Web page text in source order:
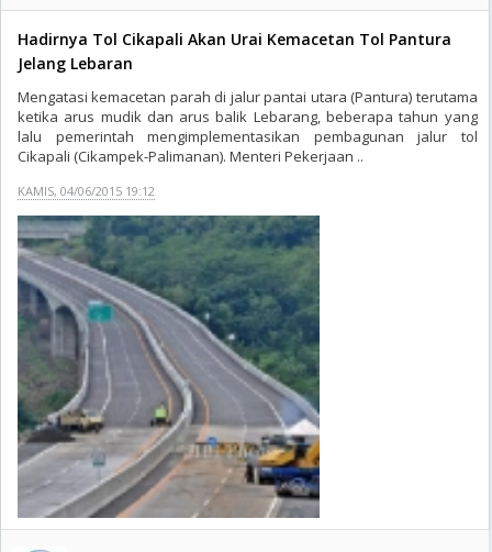
Hadirnya Tol Cikapali Akan Urai Kemacetan Tol Pantura
Jelang Lebaran
Mengatasi kemacetan parah di jalur pantai utara (Pantura) terutama
ketika arus mudik dan arus balik Lebarang, beberapa tahun yang
lalu pemerintah mengimplementasikan pembagunan jalur tol
Cikapali (Cikampek-Palimanan). Menteri Pekerjaan ..
KAMIS, 04/06/2015 19:12